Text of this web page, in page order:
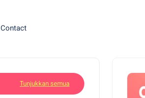
Contact
Tunjukkan semua